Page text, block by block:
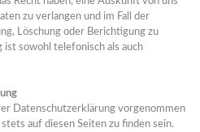
zu verlangen und im Fall der
Löschung oder Berichtigung zu
sowohl telefonisch als auch
Datenschutzerklärung vorgenommen
auf diesen Seiten zu finden sein.